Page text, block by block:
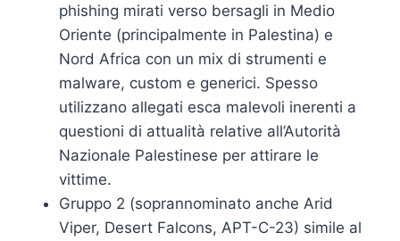
phishing mirati verso bersagli in Medio
Oriente (principalmente in Palestina) e
Nord Africa con un mix di strumenti e
malware, custom e generici. Spesso
utilizzano allegati esca malevoli inerenti a
questioni di attualità relative all’Autorità
Nazionale Palestinese per attirare le
vittime.
Gruppo 2 (soprannominato anche Arid
Viper, Desert Falcons, APT-C-23) simile al